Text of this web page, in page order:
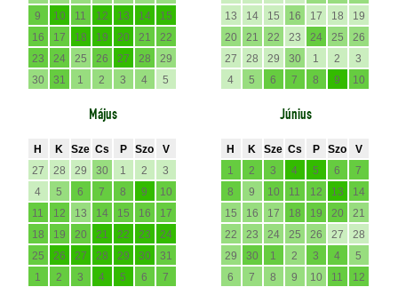
9
10 11 12 13 14
15
16
17 18 19 20 21
22
23
24 25 26 27 28
29
30
31 1 2 3 4 5
13
14 15 16 17 18
19
20
21 22 23 24 25
26
27
28 29 30 1 2
3
4
5 6 7 8 9 10
Május
H K Sze Cs P Szo
V
27
28 29 30 1 2
3
4
5 6 7 8 9
10
11
12 13 14 15 16
17
18
19 20 21 22 23
24
25
26 27 28 29 30
31
1
2 3 4 5 6 7
Június
H K Sze Cs P Szo
V
1
2 3 4 5 6
7
8
9 10 11 12 13
14
15
16 17 18 19 20
21
22
23 24 25 26 27
28
29
30 1 2 3 4
5
6
7 8 9 10 11 12